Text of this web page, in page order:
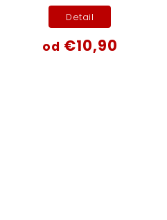
od €10,90
Detail